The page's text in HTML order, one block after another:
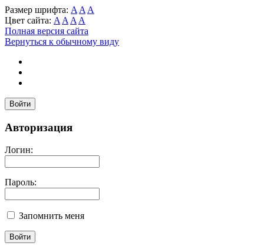
Размер шрифта: A A A
Цвет сайта: A A A A
Полная версия сайта
Вернуться к обычному виду
Войти
Авторизация
Логин:
Пароль:
Запомнить меня